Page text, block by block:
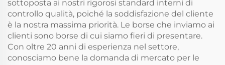
sottoposta ai nostri rigorosi standard interni di
controllo qualità, poiché la soddisfazione del cliente
è la nostra massima priorità. Le borse che inviamo ai
clienti sono borse di cui siamo fieri di presentare.
Con oltre 20 anni di esperienza nel settore,
conosciamo bene la domanda di mercato per le